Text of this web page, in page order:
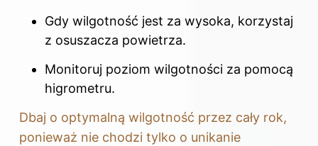
Gdy wilgotność jest za wysoka, korzystaj
z osuszacza powietrza.
Monitoruj poziom wilgotności za pomocą
higrometru.
Dbaj o optymalną wilgotność przez cały rok,
ponieważ nie chodzi tylko o unikanie